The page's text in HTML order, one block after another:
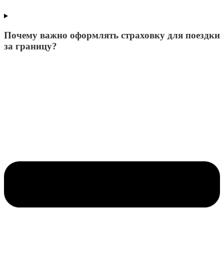
Почему важно оформлять страховку для поездки
за границу?